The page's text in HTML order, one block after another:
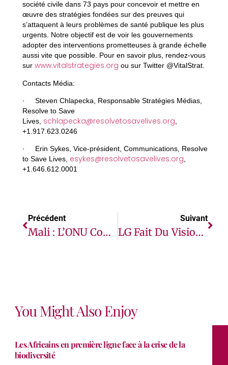
société civile dans 73 pays pour concevoir et mettre en
œuvre des stratégies fondées sur des preuves qui
s’attaquent à leurs problèmes de santé publique les plus
urgents. Notre objectif est de voir les gouvernements
adopter des interventions prometteuses à grande échelle
aussi vite que possible. Pour en savoir plus, rendez-vous
sur www.vitalstrategies.org ou sur Twitter @VitalStrat.
Contacts Média:
· Steven Chlapecka, Responsable Stratégies Médias,
Resolve to Save
Lives, schlapecka@resolvetosavelives.org
+1.917.623.0246
· Erin Sykes, Vice-président, Communications, Resolve
to Save Lives, esykes@resolvetosavelives.org,
+1.646.612.0001
Précédent
Mali : L’ONU Condamne Fermement Les Amputations De Civils À Gao
Suivant
LG Fait Du Visionnage Une Expérience Enrichissante En Dévoilant Une Nouvelle Série De Téléviseurs À Écran OLED En Côte D’Ivoire Et Au Sénégal
You Might Also Enjoy
Les Africains en première ligne face à la crise de la
biodiversité